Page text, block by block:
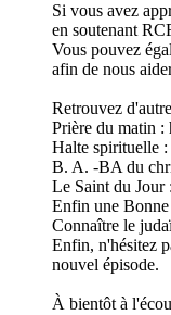
Si vous avez
en soutenant
Vous pouvez
afin de nous
Retrouvez
Prière du matin :
Halte spirituelle
B. A. -BA du
Le Saint du
Enfin une
Connaître le
Enfin, n'hésitez
nouvel épisode.
À bientôt à